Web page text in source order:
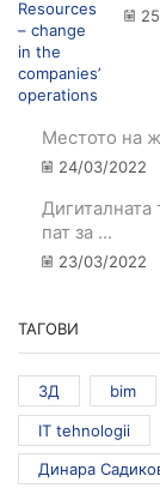
Местото на
24/03/2022
Дигиталната
пат за ...
23/03/2022
ТАГОВИ
3Д bim
IT tehnologii
Динара